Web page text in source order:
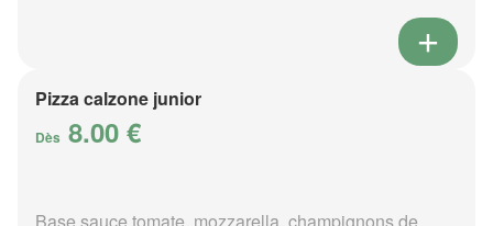
Pizza calzone junior
Dès 8.00 €
Base sauce tomate, mozzarella, champignons de